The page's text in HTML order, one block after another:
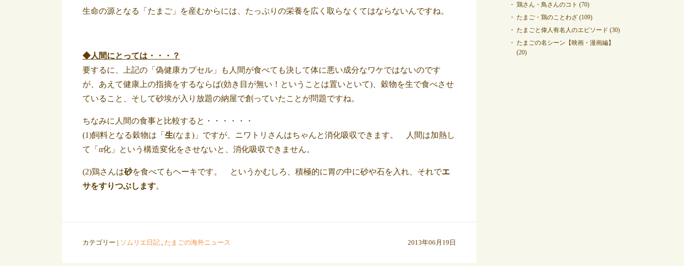
生命の源となる「たまご」を産むからには、たっぷりの栄養を広く取らなくてはならないんですね。
◆人間にとっては・・・？
要するに、上記の「偽健康カプセル」も人間が食べても決して体に悪い成分なワケではないのです
が、あえて健康上の指摘をするならば(効き目が無い！ということは置いといて)、穀物を生で食べさせ
ていること、そして砂埃が入り放題の納屋で創っていたことが問題ですね。
ちなみに人間の食事と比較すると・・・・・・
(1)飼料となる穀物は「 生(なま)」ですが、ニワトリさんはちゃんと消化吸収できます。 人間は加熱し
て「α化」という構造変化をさせないと、消化吸収できません。
(2)鶏さんは砂を食べてもヘーキです。 というかむしろ、積極的に胃の中に砂や石を入れ、それでエ
サをすりつぶします。
カテゴリー | ソムリエ日記 , たまごの海外ニュース 2013年06月19日
鶏さん・鳥さんのコト (70)
たまご・鶏のことわざ (109)
たまごと偉人有名人のエピソード (30)
たまごの名シーン【映画・漫画編】
(20)